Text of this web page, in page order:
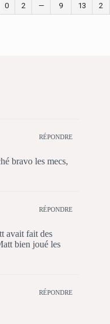
0 2 — 9 13 2
RÉPONDRE
bravo les mecs,
RÉPONDRE
avait fait des
bien joué les
RÉPONDRE